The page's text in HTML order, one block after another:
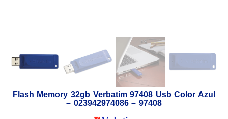
Flash Memory 32gb Verbatim 97408 Usb Color Azul
– 023942974086 – 97408